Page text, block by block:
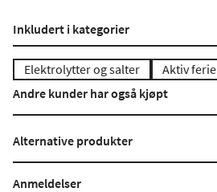
Inkludert i kategorier
Elektrolytter og salter
Aktiv ferie
Andre kunder har også kjøpt
Alternative produkter
Anmeldelser